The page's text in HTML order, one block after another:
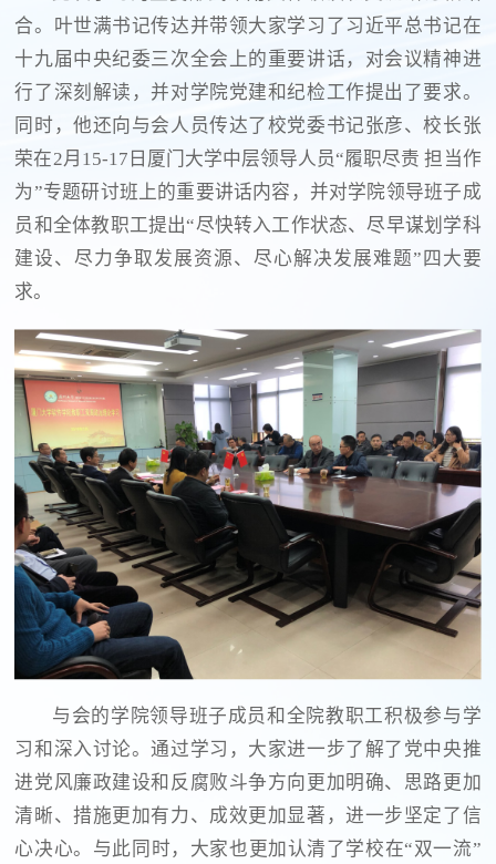
合。叶世满书记传达并带领大家学习了习近平总书记在
十九届中央纪委三次全会上的重要讲话，对会议精神进
行了深刻解读，并对学院党建和纪检工作提出了要求。
同时，他还向与会人员传达了校党委书记张彦、校长张
荣在2月15-17日厦门大学中层领导人员“履职尽责 担当作
为”专题研讨班上的重要讲话内容，并对学院领导班子成
员和全体教职工提出“尽快转入工作状态、尽早谋划学科
建设、尽力争取发展资源、尽心解决发展难题”四大要
求。
与会的学院领导班子成员和全院教职工积极参与学
习和深入讨论。通过学习，大家进一步了解了党中央推
进党风廉政建设和反腐败斗争方向更加明确、思路更加
清晰、措施更加有力、成效更加显著，进一步坚定了信
心决心。与此同时，大家也更加认清了学校在“双一流”